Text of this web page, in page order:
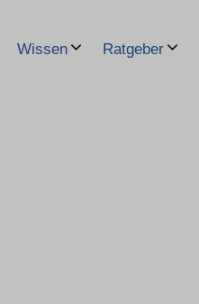
Wissen Ratgeber